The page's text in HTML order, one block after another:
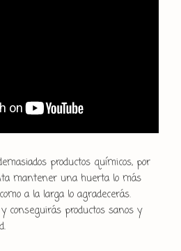
productos químicos, por
mantener una huerta lo más
a la larga lo agradecerás.
conseguirás productos sanos y